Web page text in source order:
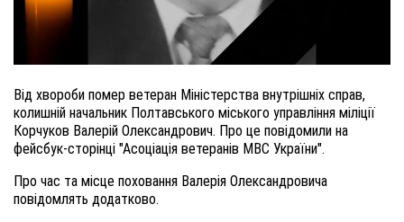
Від хвороби помер ветеран Міністерства внутрішніх справ,
колишній начальник Полтавського міського управління міліції
Корчуков Валерій Олександрович. Про це повідомили на
фейсбук-сторінці "Асоціація ветеранів МВС України".
Про час та місце поховання Валерія Олександровича
повідомлять додатково.